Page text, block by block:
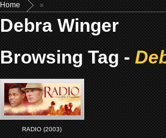
Home »
Debra Winger
Browsing Tag -
RADIO (2003)